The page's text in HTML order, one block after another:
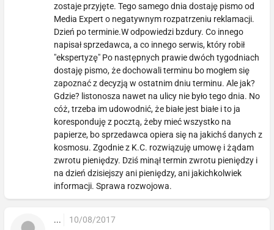
zostaje przyjęte. Tego samego dnia dostaję pismo od
Media Expert o negatywnym rozpatrzeniu reklamacji.
Dzień po terminie.W odpowiedzi bzdury. Co innego
napisał sprzedawca, a co innego serwis, który robił
"ekspertyzę" Po następnych prawie dwóch tygodniach
dostaję pismo, że dochowali terminu bo mogłem się
zapoznać z decyzją w ostatnim dniu terminu. Ale jak?
Gdzie? listonosza nawet na ulicy nie było tego dnia. No
cóż, trzeba im udowodnić, że białe jest białe i to ja
koresponduję z pocztą, żeby mieć wszystko na
papierze, bo sprzedawca opiera się na jakichś danych z
kosmosu. Zgodnie z K.C. rozwiązuję umowę i żądam
zwrotu pieniędzy. Dziś minął termin zwrotu pieniędzy i
na dzień dzisiejszy ani pieniędzy, ani jakichkolwiek
informacji. Sprawa rozwojowa.
... 10/08/2017